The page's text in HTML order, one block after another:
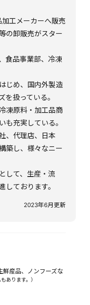
工メーカーへ販売
の卸販売がスター
食品事業部、冷凍
じめ、国内外製造
を扱っている。
凍原料・加工品商
も充実している。
、代理店、日本
築し、様々なニー
して、生産・流
しております。
2023年6月更新
鮮産品、ノンフーズな
あります。）